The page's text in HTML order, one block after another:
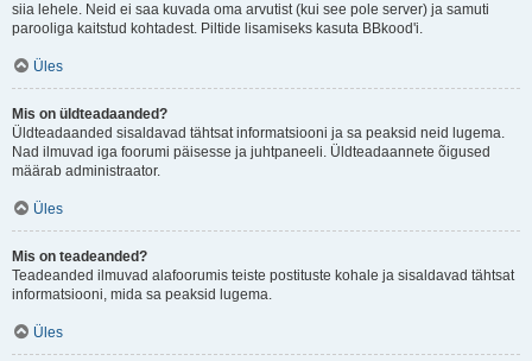
siia lehele. Neid ei saa kuvada oma arvutist (kui see pole server) ja samuti
parooliga kaitstud kohtadest. Piltide lisamiseks kasuta BBkood'i.
Üles
Mis on üldteadaanded?
Üldteadaanded sisaldavad tähtsat informatsiooni ja sa peaksid neid lugema.
Nad ilmuvad iga foorumi päisesse ja juhtpaneeli. Üldteadaannete õigused
määrab administraator.
Üles
Mis on teadeanded?
Teadeanded ilmuvad alafoorumis teiste postituste kohale ja sisaldavad tähtsat
informatsiooni, mida sa peaksid lugema.
Üles